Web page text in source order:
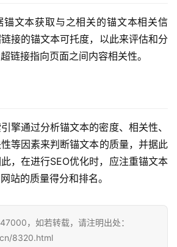
锚文本获取与之相关的锚文本相关信
接的锚文本可托度，以此来评估和分
链接指向页面之间内容相关性。
擎通过分析锚文本的密度、相关性、
等因素来判断锚文本的质量，并据此
，在进行SEO优化时，应注重锚文本
站的质量得分和排名。
，如若转载，请注明出处：
8320.html